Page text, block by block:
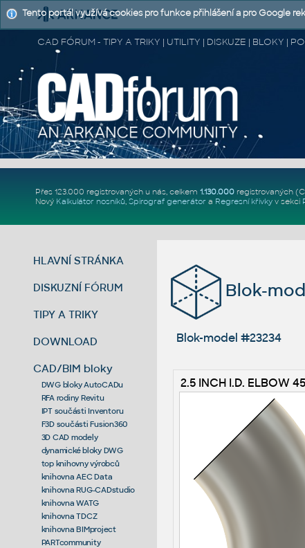
CAD FÓRUM - TIPY A TRIKY | UTILITY | DISKUZE | BLOKY |
Přes 123.000 registrovaných u nás, celkem 1.130.000registrovaných
Nový Kalkulátor nosníků, Spirograf generátor a Regresní křivkyv sekci
HLAVNÍ STRÁNKA
DISKUZNÍ FÓRUM
TIPY A TRIKY
DOWNLOAD
CAD/BIM bloky
DWG bloky AutoCADu
RFA rodiny Revitu
IPT součásti Inventoru
F3D součásti Fusion360
3D CAD modely
dynamické bloky DWG
top knihovny výrobců
knihovna AEC Data
knihovna RUG-CADstudio
knihovna WATG
knihovna TDCZ
knihovna BIMproject
PARTcommunity
Blok-
Blok-model #23234
2.5 INCH I.D. ELBOW
Tento portál využívá cookies pro funkce přihlášení a pro Google